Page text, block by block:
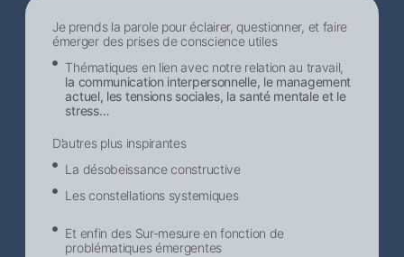
Je prends la parole pour éclairer, questionner, et faire
émerger des prises de conscience utiles
Thématiques en lien avec notre relation au travail,
la communication interpersonnelle, le management
actuel, les tensions sociales, la santé mentale et le
stress…
D’autres plus inspirantes
La désobeissance constructive
Les constellations systemiques
Et enfin des Sur-mesure en fonction de
problématiques émergentes